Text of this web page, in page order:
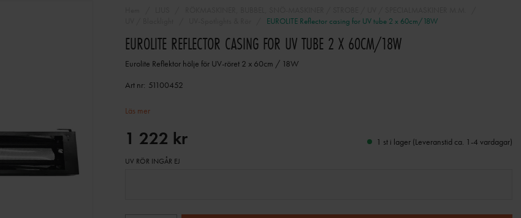
EUROLITE Reflector casing for UV tube 2 x 60cm/18W
EUROLITE REFLECTOR CASING FOR UV TUBE 2 X 60CM/18W
Eurolite Reflektor hölje för UV-röret 2 x 60cm / 18W
Art nr: 51100452
Läs mer
1 222 kr 1 st i lager (Leveranstid ca. 1-4 vardagar)
UV RÖR INGÅR EJ